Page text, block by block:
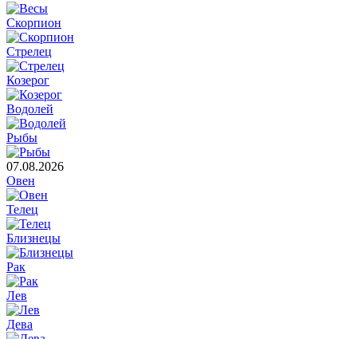
Скорпион
Стрелец
Козерог
Водолей
Рыбы
07.08.2026
Овен
Телец
Близнецы
Рак
Лев
Дева